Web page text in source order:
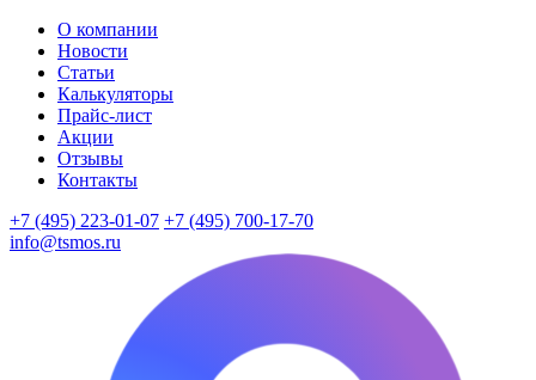
О компании
Новости
Статьи
Калькуляторы
Прайс-лист
Акции
Отзывы
Контакты
+7 (495) 223-01-07 +7 (495) 700-17-70
info@tsmos.ru